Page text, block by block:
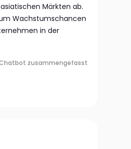
Märkten ab.
Wachstumschancen
in der
zusammengefasst